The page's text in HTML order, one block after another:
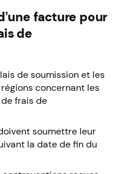
facture pour
de
de soumission et les
concernant les
frais de
soumettre leur
la date de fin du